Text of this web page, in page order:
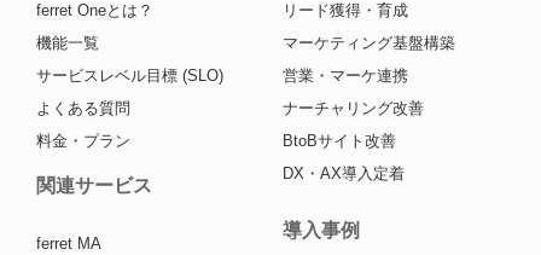
ferret Oneとは？
機能一覧
サービスレベル目標 (SLO)
よくある質問
料金・プラン
関連サービス
ferret MA
リード獲得・育成
マーケティング基盤構築
営業・マーケ連携
ナーチャリング改善
BtoBサイト改善
DX・AX導入定着
導入事例